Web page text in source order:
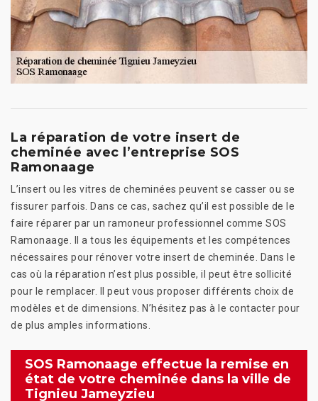
La réparation de votre insert de
cheminée avec l’entreprise SOS
Ramonaage
L’insert ou les vitres de cheminées peuvent se casser ou se
fissurer parfois. Dans ce cas, sachez qu’il est possible de le
faire réparer par un ramoneur professionnel comme SOS
Ramonaage. Il a tous les équipements et les compétences
nécessaires pour rénover votre insert de cheminée. Dans le
cas où la réparation n’est plus possible, il peut être sollicité
pour le remplacer. Il peut vous proposer différents choix de
modèles et de dimensions. N’hésitez pas à le contacter pour
de plus amples informations.
SOS Ramonaage effectue la remise en
état de votre cheminée dans la ville de
Tignieu Jameyzieu